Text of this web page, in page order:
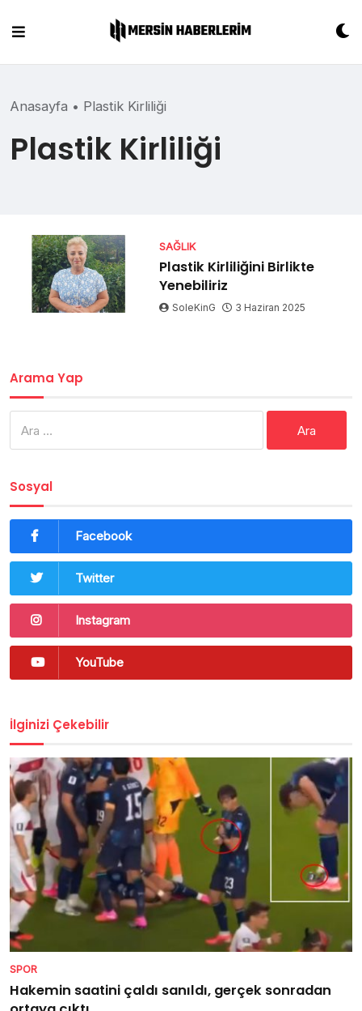
content
Anasayfa • Plastik Kirliliği
Plastik Kirliliği
SAĞLIK
Plastik Kirliliğini Birlikte
Yenebiliriz
SoleKinG 3 Haziran 2025
Arama Yap
Sosyal
Facebook
Twitter
Instagram
YouTube
İlginizi Çekebilir
SPOR
Hakemin saatini çaldı sanıldı, gerçek sonradan